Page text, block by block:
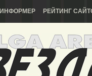
ИНФОРМЕР РЕЙТИНГ